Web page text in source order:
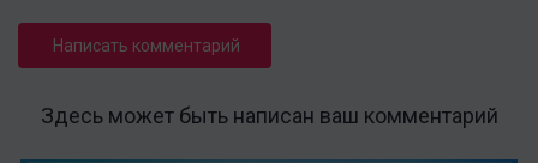
Написать комментарий
Здесь может быть написан ваш комментарий